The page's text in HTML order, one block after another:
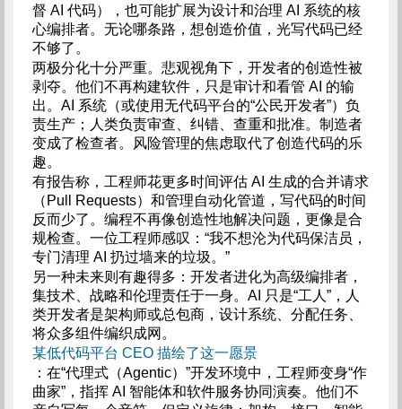
督 AI 代码），也可能扩展为设计和治理 AI 系统的核
心编排者。无论哪条路，想创造价值，光写代码已经
不够了。
两极分化十分严重。悲观视角下，开发者的创造性被
剥夺。他们不再构建软件，只是审计和看管 AI 的输
出。AI 系统（或使用无代码平台的“公民开发者”）负
责生产；人类负责审查、纠错、查重和批准。制造者
变成了检查者。风险管理的焦虑取代了创造代码的乐
趣。
有报告称，工程师花更多时间评估 AI 生成的合并请求
（Pull Requests）和管理自动化管道，写代码的时间
反而少了。编程不再像创造性地解决问题，更像是合
规检查。一位工程师感叹：“我不想沦为代码保洁员，
专门清理 AI 扔过墙来的垃圾。”
另一种未来则有趣得多：开发者进化为高级编排者，
集技术、战略和伦理责任于一身。AI 只是“工人”，人
类开发者是架构师或总包商，设计系统、分配任务、
将众多组件编织成网。
某低代码平台 CEO 描绘了这一愿景
：在“代理式（Agentic）”开发环境中，工程师变身“作
曲家”，指挥 AI 智能体和软件服务协同演奏。他们不